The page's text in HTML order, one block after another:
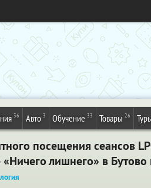
36 Авто 3 Обучение 33 Товары 26
посещения сеансов
лишнего» в